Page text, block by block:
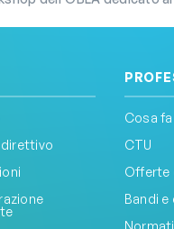
Cosa
CTU
Offerte
Bandi